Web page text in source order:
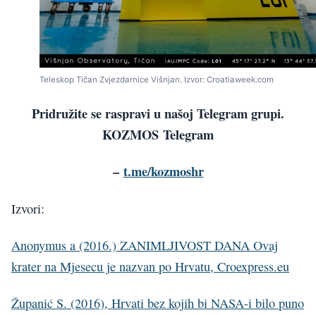
Teleskop Tičan Zvjezdarnice Višnjan. Izvor: Croatiaweek.com
Pridružite se raspravi u našoj Telegram grupi.
KOZMOS Telegram
–t.me/kozmoshr
Izvori:
Anonymus a (2016.) ZANIMLJIVOST DANA Ovaj
krater na Mjesecu je nazvan po Hrvatu, Croexpress.eu
Županić S. (2016), Hrvati bez kojih bi NASA-i bilo puno